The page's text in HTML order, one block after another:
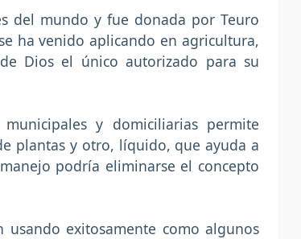
del mundo y fue donada por Teuro
ha venido aplicando en agricultura,
Dios el único autorizado para su
y domiciliarias permite
plantas y otro, líquido, que ayuda a
podría eliminarse el concepto
exitosamente como algunos